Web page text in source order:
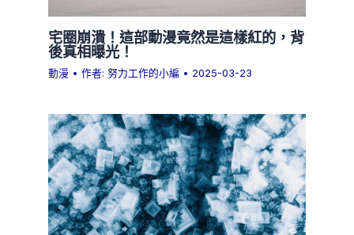
宅圈崩潰！這部動漫竟然是這樣紅的，背
後真相曝光！
動漫 • 作者:努力工作的小編 • 2025-03-23